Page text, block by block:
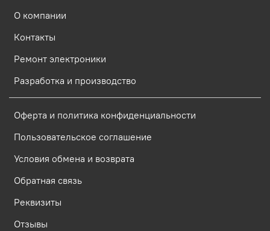
О компании
Контакты
Ремонт электроники
Разработка и производство
Оферта и политика конфиденциальности
Пользовательское соглашение
Условия обмена и возврата
Обратная связь
Реквизиты
Отзывы